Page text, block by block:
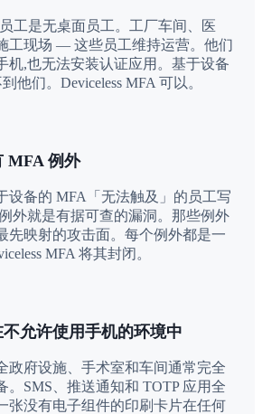
工是无桌面员工。工厂车间、医
工现场 — 这些员工维持运营。他们
机,也无法安装认证应用。基于设备
他们。Deviceless MFA 可以。
MFA 例外
设备的 MFA「无法触及」的员工写
外就是有据可查的漏洞。那些例外
先映射的攻击面。每个例外都是一
MFA 将其封闭。
允许使用手机的环境中
政府设施、手术室和车间通常完全
。SMS、推送通知和 TOTP 应用全
张没有电子组件的印刷卡片在任何